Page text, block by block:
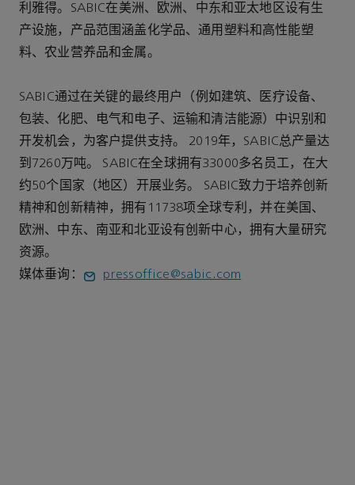
利雅得。SABIC在美洲、欧洲、中东和亚太地区设有生
产设施，产品范围涵盖化学品、通用塑料和高性能塑
料、农业营养品和金属。
SABIC通过在关键的最终用户（例如建筑、医疗设备、
包装、化肥、电气和电子、运输和清洁能源）中识别和
开发机会，为客户提供支持。 2019年，SABIC总产量达
到7260万吨。 SABIC在全球拥有33000多名员工，在大
约50个国家（地区）开展业务。 SABIC致力于培养创新
精神和创新精神，拥有11738项全球专利，并在美国、
欧洲、中东、南亚和北亚设有创新中心，拥有大量研究
资源。
媒体垂询：
pressoffice@sabic.com